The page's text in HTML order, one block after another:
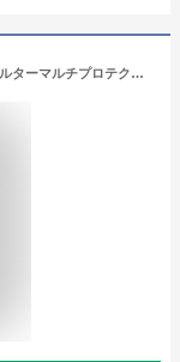
COSME DECORTE コスメデコルテ サンシェルターマルチプロテクションエクストリームコンフォート SPF30 PA+++ 60g【◆定形外送料無料】